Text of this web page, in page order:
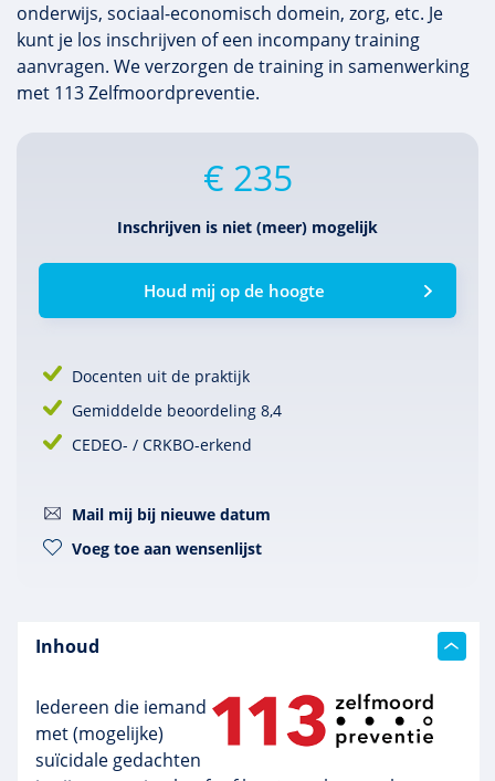
onderwijs, sociaal-economisch domein, zorg, etc. Je
kunt je los inschrijven of een incompany training
aanvragen. We verzorgen de training in samenwerking
met 113 Zelfmoordpreventie.
€ 235
Inschrijven is niet (meer) mogelijk
Houd mij op de hoogte
Docenten uit de praktijk
Gemiddelde beoordeling 8,4
CEDEO- / CRKBO-erkend
Mail mij bij nieuwe datum
Voeg toe aan wensenlijst
Inhoud
Iedereen die iemand
met (mogelijke)
suïcidale gedachten